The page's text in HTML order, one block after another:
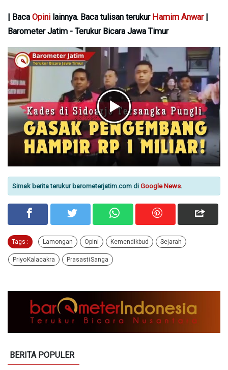
| Baca Opini lainnya. Baca tulisan terukur Hamim Anwar|
Barometer Jatim - Terukur Bicara Jawa Timur
Simak berita terukur barometerjatim.com di Google News.
Tags : Lamongan Opini Kemendikbud Sejarah
Priyo Kalacakra Prasasti Sanga
BERITA POPULER